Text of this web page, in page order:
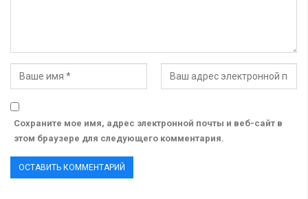
Сохраните мое имя, адрес электронной почты и веб-сайт в
этом браузере для следующего комментария.